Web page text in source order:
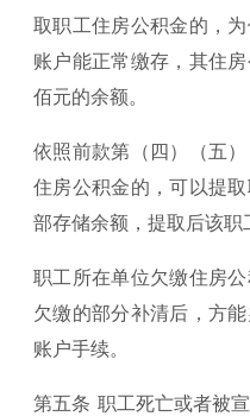
取职工住房公积金的，
账户能正常缴存，其住
佰元的余额。
依照前款第（四）（五
住房公积金的，可以提
部存储余额，提取后该职
职工所在单位欠缴住房
欠缴的部分补清后，方
账户手续。
第五条 职工死亡或者被